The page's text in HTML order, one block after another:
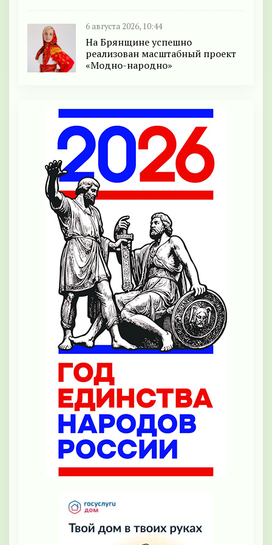
6 августа 2026, 10:44
На Брянщине успешно
реализован масштабный проект
«Модно-народно»